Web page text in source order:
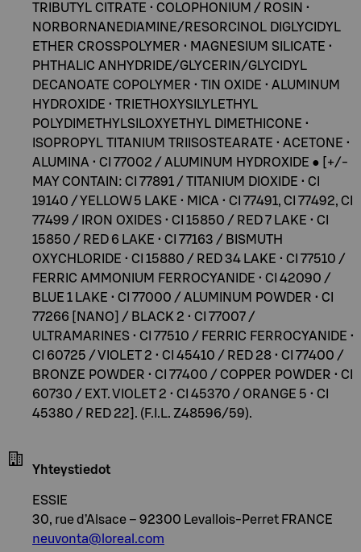
TRIBUTYL CITRATE • COLOPHONIUM / ROSIN •
NORBORNANEDIAMINE/RESORCINOL DIGLYCIDYL
ETHER CROSSPOLYMER • MAGNESIUM SILICATE •
PHTHALIC ANHYDRIDE/GLYCERIN/GLYCIDYL
DECANOATE COPOLYMER • TIN OXIDE • ALUMINUM
HYDROXIDE • TRIETHOXYSILYLETHYL
POLYDIMETHYLSILOXYETHYL DIMETHICONE •
ISOPROPYL TITANIUM TRIISOSTEARATE • ACETONE •
ALUMINA • CI 77002 / ALUMINUM HYDROXIDE ● [+/-
MAY CONTAIN: CI 77891 / TITANIUM DIOXIDE • CI
19140 / YELLOW 5 LAKE • MICA • CI 77491, CI 77492, CI
77499 / IRON OXIDES • CI 15850 / RED 7 LAKE • CI
15850 / RED 6 LAKE • CI 77163 / BISMUTH
OXYCHLORIDE • CI 15880 / RED 34 LAKE • CI 77510 /
FERRIC AMMONIUM FERROCYANIDE • CI 42090 /
BLUE 1 LAKE • CI 77000 / ALUMINUM POWDER • CI
77266 [NANO] / BLACK 2 • CI 77007 /
ULTRAMARINES • CI 77510 / FERRIC FERROCYANIDE •
CI 60725 / VIOLET 2 • CI 45410 / RED 28 • CI 77400 /
BRONZE POWDER • CI 77400 / COPPER POWDER • CI
60730 / EXT. VIOLET 2 • CI 45370 / ORANGE 5 • CI
45380 / RED 22]. (F.I.L. Z48596/59).
Yhteystiedot
ESSIE
30, rue d’Alsace – 92300 Levallois-Perret FRANCE
neuvonta@loreal.com